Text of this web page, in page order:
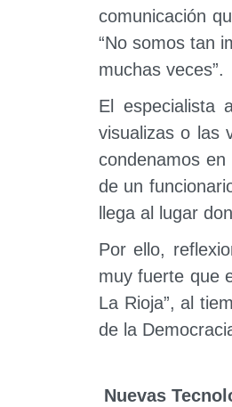
comunicación
“No somos tan
muchas veces”.
El especialista
visualizas o las
condenamos
de un
llega al lugar
Por ello,
muy fuerte que
La Rioja”, al
de la
Nuevas